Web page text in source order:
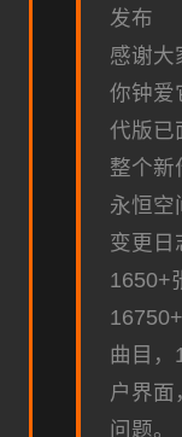
发布
感谢大
你钟爱
代版已
整个新
永恒空
变更日
1650+
曲目，
户界面
问题。